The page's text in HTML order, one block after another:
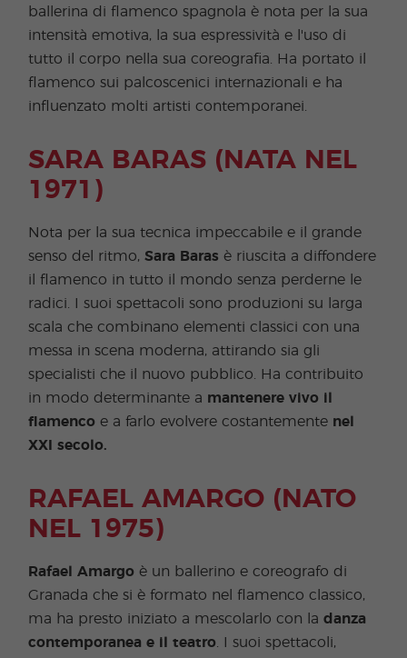
ballerina di flamenco spagnola è nota per la sua
intensità emotiva, la sua espressività e l'uso di
tutto il corpo nella sua coreografia. Ha portato il
flamenco sui palcoscenici internazionali e ha
influenzato molti artisti contemporanei.
SARA BARAS (NATA NEL
1971)
Nota per la sua tecnica impeccabile e il grande
senso del ritmo,Sara Baras è riuscita a diffondere
il flamenco in tutto il mondo senza perderne le
radici. I suoi spettacoli sono produzioni su larga
scala che combinano elementi classici con una
messa in scena moderna, attirando sia gli
specialisti che il nuovo pubblico. Ha contribuito
in modo determinante a mantenere vivo il
flamenco e a farlo evolvere costantemente nel
XXI secolo.
RAFAEL AMARGO (NATO
NEL 1975)
Rafael Amargo è un ballerino e coreografo di
Granada che si è formato nel flamenco classico,
ma ha presto iniziato a mescolarlo con ladanza
contemporanea e il teatro . I suoi spettacoli,